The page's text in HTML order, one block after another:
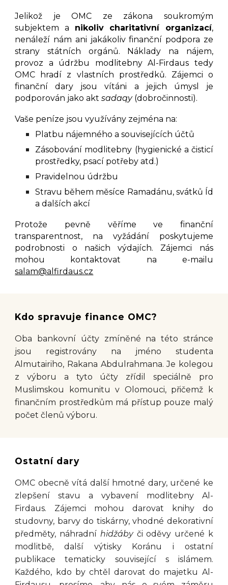
Jelikož je OMC ze zákona soukromým
subjektem a nikoliv charitativní organizací,
nenáleží nám ani jakákoliv finanční podpora ze
strany státních orgánů. Náklady na nájem,
provoz a údržbu modlitebny Al-Firdaus tedy
OMC hradí z vlastních prostředků. Zájemci o
finanční dary jsou vítáni a jejich úmysl je
podporován jako aktsadaqy (dobročinnosti).
Vaše peníze jsou využívány zejména na:
Platbu nájemného a souvisejících účtů
Zásobování modlitebny (hygienické a čisticí
prostředky, psací potřeby atd.)
Pravidelnou údržbu
Stravu během měsíce Ramadánu, svátků Íd
a dalších akcí
Protože pevně věříme ve finanční
transparentnost, na vyžádání poskytujeme
podrobnosti o našich výdajích. Zájemci nás
mohou kontaktovat na e-mailu
salam@alfirdaus.cz
Kdo spravuje finance OMC?
Oba bankovní účty zmíněné na této stránce
jsou registrovány na jméno studenta
Almutairiho, Rakana Abdulrahmana. Je kolegou
z výboru a tyto účty zřídil speciálně pro
Muslimskou komunitu v Olomouci, přičemž k
finančním prostředkům má přístup pouze malý
počet členů výboru.
Ostatní dary
OMC obecně vítá další hmotné dary, určené ke
zlepšení stavu a vybavení modlitebny Al-
Firdaus. Zájemci mohou darovat knihy do
studovny, barvy do tiskárny, vhodné dekorativní
předměty, náhradní hidžábyči oděvy určené k
modlitbě, další výtisky Koránu i ostatní
publikace tematicky související s islámem.
Každého, kdo by chtěl darovat do majetku Al-